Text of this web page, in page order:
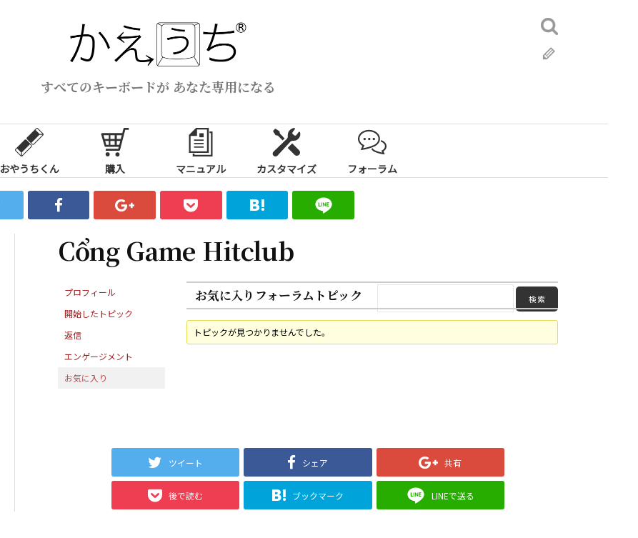
すべてのキーボードが あなた専用になる
検
索:
おやうちくん 購入 マニュアル カスタマイズ フォーラム
Cổng Game Hitclub
プロフィール
開始したトピック
返信
エンゲージメント
お気に入り
お気に入りフォーラムトピック
トピックが見つかりませんでした。
ツイート シェア 共有
後で読む ブックマーク LINEで送る